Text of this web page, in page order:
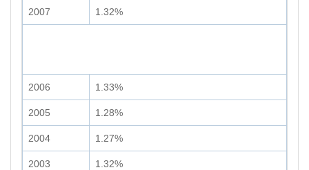
2007 1.32%
2006 1.33%
2005 1.28%
2004 1.27%
2003 1.32%